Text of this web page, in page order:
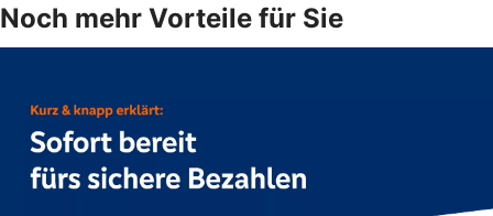
Noch mehr Vorteile für Sie